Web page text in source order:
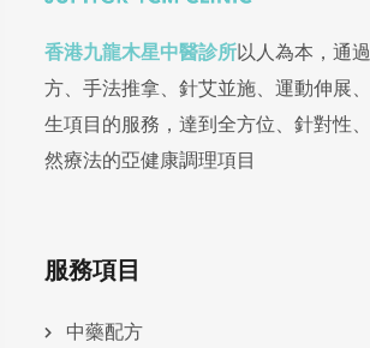
香港九龍木星中醫診所以人為本，通
方、手法推拿、針艾並施、運動伸展
生項目的服務，達到全方位、針對性
然療法的亞健康調理項目
服務項目
中藥配方